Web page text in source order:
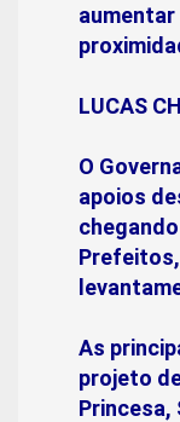
aumentar
LUCAS
O
apoios
As
projeto
Princesa,